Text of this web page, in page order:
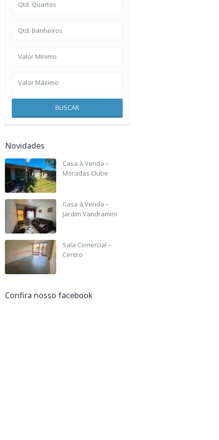
BUSCAR
Novidades
Casa à Venda –
Moradas Clube
Casa à Venda –
Jardim Vandramini
Sala Comercial –
Centro
Confira nosso facebook